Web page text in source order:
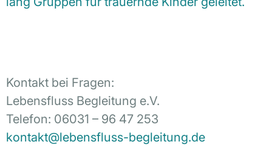
Kontakt bei Fragen:
Lebensfluss Begleitung e.V.
Telefon: 06031 – 96 47 253
kontakt@lebensfluss-begleitung.de